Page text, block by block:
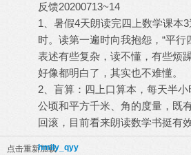
反馈20200713~14
1、暑假4天朗读完四上数学课本
时。读第一遍时向我抱怨，“平行
表述有些复杂，读不懂，有些烦
好像都明白了，其实也不难懂。
2、盲算：四上口算本，每天半小
公顷和平方千米、角的度量，既
回滚，目前看来朗读数学书挺有
点击重新加载hmily_qyy